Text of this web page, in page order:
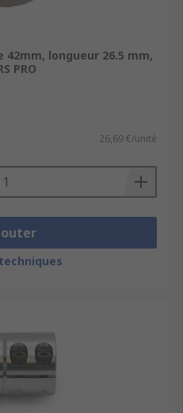
42mm, longueur 26.5 mm,
PRO
26,69 €/unité